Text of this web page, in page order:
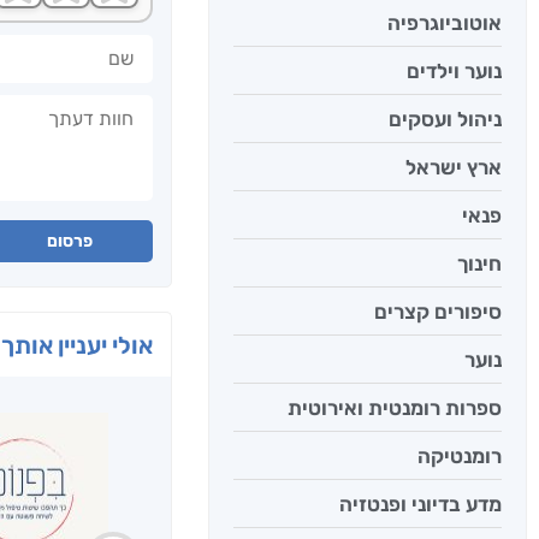
אוטוביוגרפיה
נוער וילדים
ניהול ועסקים
ארץ ישראל
פנאי
חינוך
סיפורים קצרים
נוער
ספרות רומנטית ואירוטית
רומנטיקה
מדע בדיוני ופנטזיה
פרסום
אולי יעניין